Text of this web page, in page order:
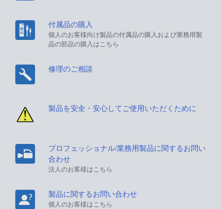
付属品の購入
個人のお客様向け製品の付属品の購入および業務用製
品の部品の購入はこちら
修理のご相談
製品を安全・安心してご使用いただくために
プロフェッショナル/業務用製品に関するお問い
合わせ
法人のお客様はこちら
製品に関するお問い合わせ
個人のお客様はこちら